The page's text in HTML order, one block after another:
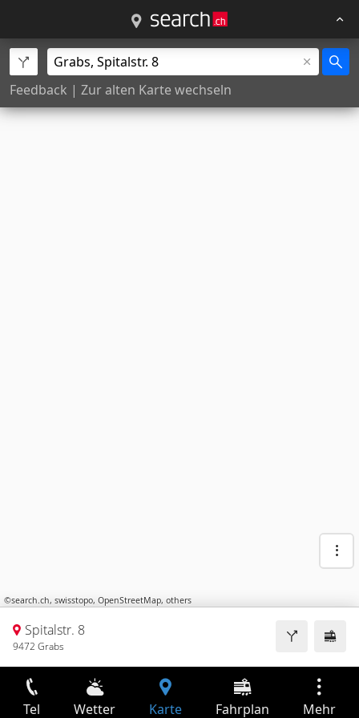
Feedback | Zur alten Karte wechseln
©search.ch, swisstopo, OpenStreetMap, others
Spitalstr. 8
9472 Grabs
Tel Wetter Karte Fahrplan Mehr